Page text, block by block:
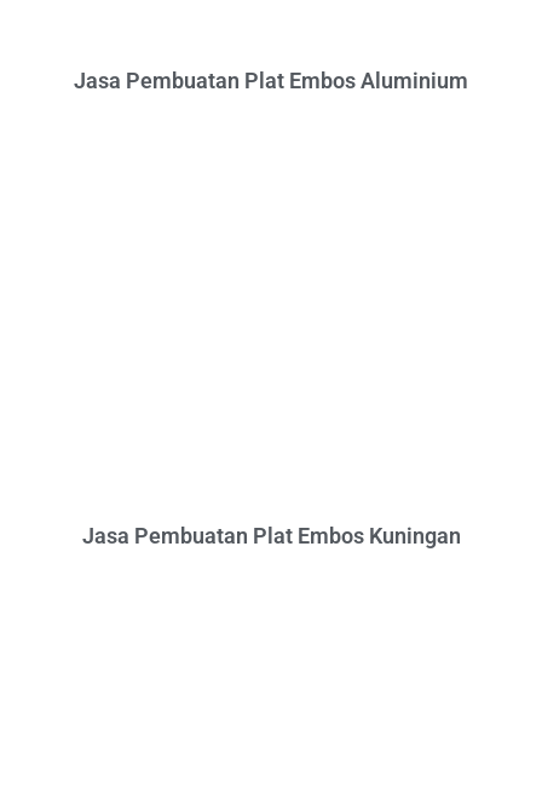
Jasa Pembuatan Plat Embos Aluminium
Jasa Pembuatan Plat Embos Kuningan